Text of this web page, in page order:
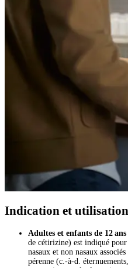
Indication et
Adultes et enfants de 12
de cétirizine) est indiqué
nasaux et non nasaux
pérenne (c.-à-d.